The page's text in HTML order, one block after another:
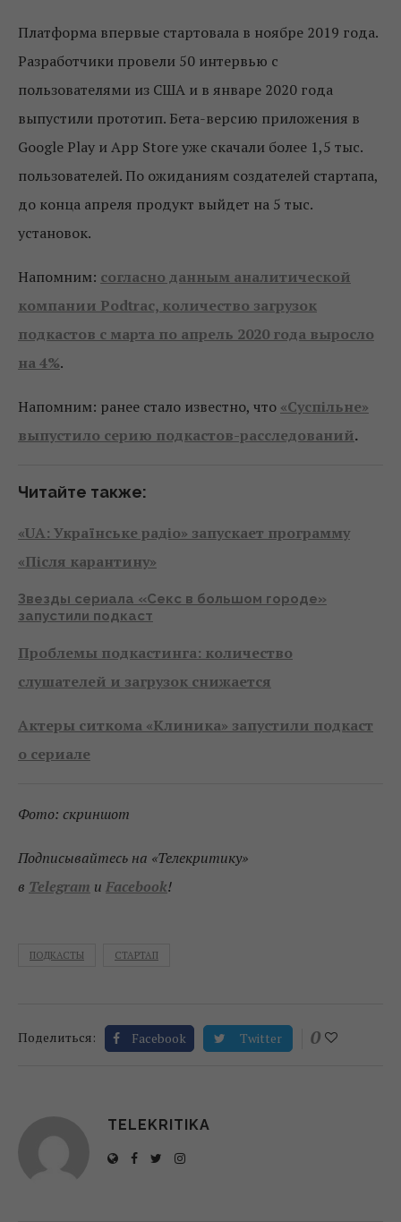
Платформа впервые стартовала в ноябре 2019 года.
Разработчики провели 50 интервью с
пользователями из США и в январе 2020 года
выпустили прототип. Бета-версию приложения в
Google Play и App Store уже скачали более 1,5 тыс.
пользователей. По ожиданиям создателей стартапа,
до конца апреля продукт выйдет на 5 тыс.
установок.
Напомним: согласно данным аналитической
компании Podtrac, количество загрузок
подкастов с марта по апрель 2020 года выросло
на 4%.
Напомним: ранее стало известно, что «Суспільне»
выпустило серию подкастов-расследований.
Читайте также:
«UA: Українське радіо» запускает программу
«Після карантину»
Звезды сериала «Секс в большом городе»
запустили подкаст
Проблемы подкастинга: количество
слушателей и загрузок снижается
Актеры ситкома «Клиника» запустили подкаст
о сериале
Фото: скриншот
Подписывайтесь на «Телекритику»
в Telegram и Facebook!
ПОДКАСТЫ СТАРТАП
Поделиться: Facebook Twitter 0
TELEKRITIKA